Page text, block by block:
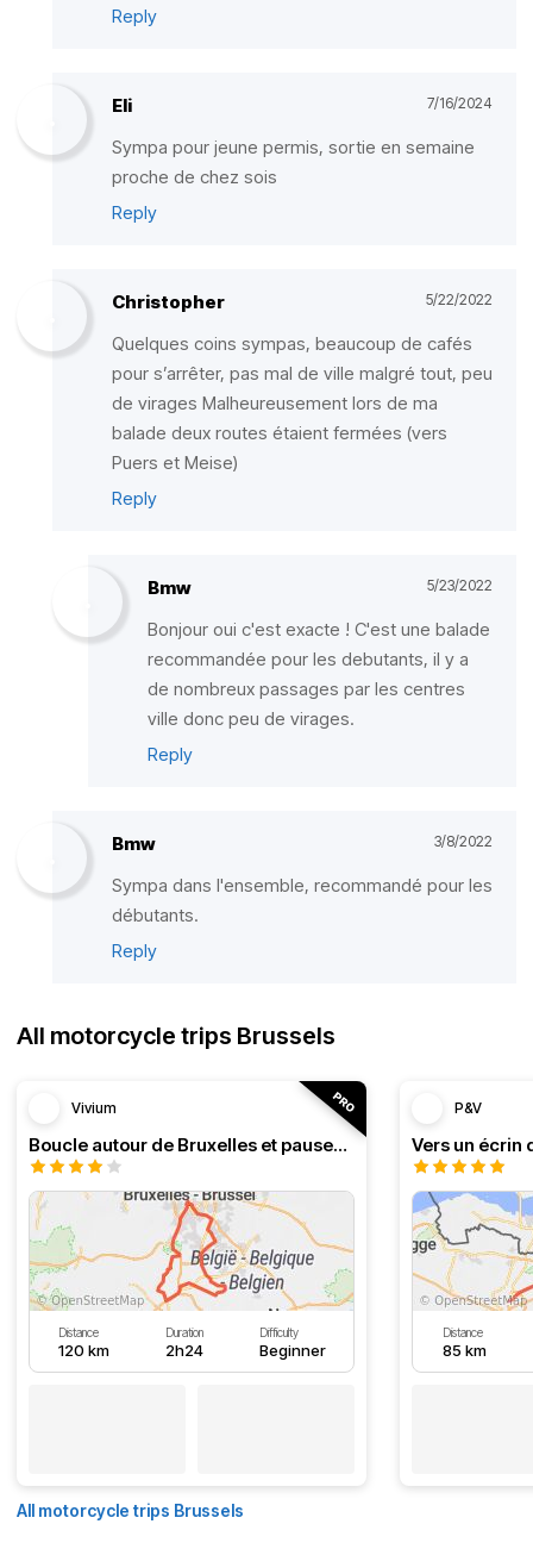
Reply
Eli 7/16/2024
Sympa pour jeune permis, sortie en semaine
proche de chez sois
Reply
Christopher 5/22/2022
Quelques coins sympas, beaucoup de cafés
pour s’arrêter, pas mal de ville malgré tout, peu
de virages Malheureusement lors de ma
balade deux routes étaient fermées (vers
Puers et Meise)
Reply
Bmw 5/23/2022
Bonjour oui c'est exacte ! C'est une balade
recommandée pour les debutants, il y a
de nombreux passages par les centres
ville donc peu de virages.
Reply
Bmw 3/8/2022
Sympa dans l'ensemble, recommandé pour les
débutants.
Reply
All motorcycle trips Brussels
Vivium
Boucle autour de Bruxelles et pauses au bord de l'eau
Distance
120 km
Duration
2h24
Difficulty
Beginner
P&V
Vers un écrin
Distance
85 km
All motorcycle trips Brussels